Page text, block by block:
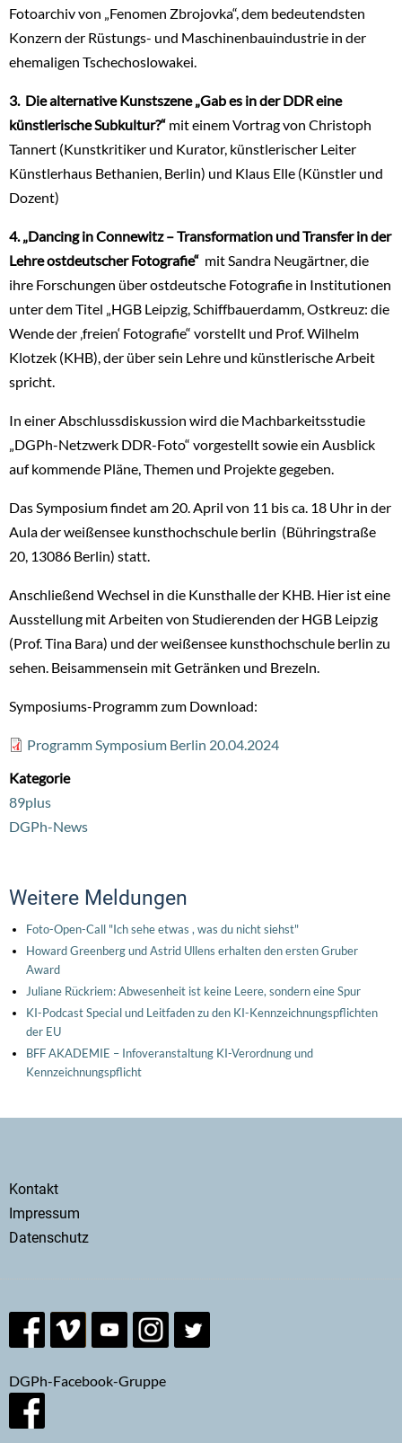
Fotoarchiv von „Fenomen Zbrojovka“, dem bedeutendsten
Konzern der Rüstungs- und Maschinenbauindustrie in der
ehemaligen Tschechoslowakei.
3. Die alternative Kunstszene „Gab es in der DDR eine
künstlerische Subkultur?“ mit einem Vortrag von Christoph
Tannert (Kunstkritiker und Kurator, künstlerischer Leiter
Künstlerhaus Bethanien, Berlin) und Klaus Elle (Künstler und
Dozent)
4. „Dancing in Connewitz – Transformation und Transfer in der
Lehre ostdeutscher Fotografie“ mit Sandra Neugärtner, die
ihre Forschungen über ostdeutsche Fotografie in Institutionen
unter dem Titel „HGB Leipzig, Schiffbauerdamm, Ostkreuz: die
Wende der ‚freien‘ Fotografie“ vorstellt und Prof. Wilhelm
Klotzek (KHB), der über sein Lehre und künstlerische Arbeit
spricht.
In einer Abschlussdiskussion wird die Machbarkeitsstudie
„DGPh-Netzwerk DDR-Foto“ vorgestellt sowie ein Ausblick
auf kommende Pläne, Themen und Projekte gegeben.
Das Symposium findet am 20. April von 11 bis ca. 18 Uhr in der
Aula der weißensee kunsthochschule berlin (Bühringstraße
20, 13086 Berlin) statt.
Anschließend Wechsel in die Kunsthalle der KHB. Hier ist eine
Ausstellung mit Arbeiten von Studierenden der HGB Leipzig
(Prof. Tina Bara) und der weißensee kunsthochschule berlin zu
sehen. Beisammensein mit Getränken und Brezeln.
Symposiums-Programm zum Download:
FileProgramm Symposium Berlin 20.04.2024
Kategorie
89plus
DGPh-News
Weitere Meldungen
Foto-Open-Call "Ich sehe etwas , was du nicht siehst"
Howard Greenberg und Astrid Ullens erhalten den ersten Gruber
Award
Juliane Rückriem: Abwesenheit ist keine Leere, sondern eine Spur
KI-Podcast Special und Leitfaden zu den KI-Kennzeichnungspflichten
der EU
BFF AKADEMIE – Infoveranstaltung KI-Verordnung und
Kennzeichnungspflicht
Secondary
menu
Kontakt
Impressum
Datenschutz
DGPh-Facebook-Gruppe